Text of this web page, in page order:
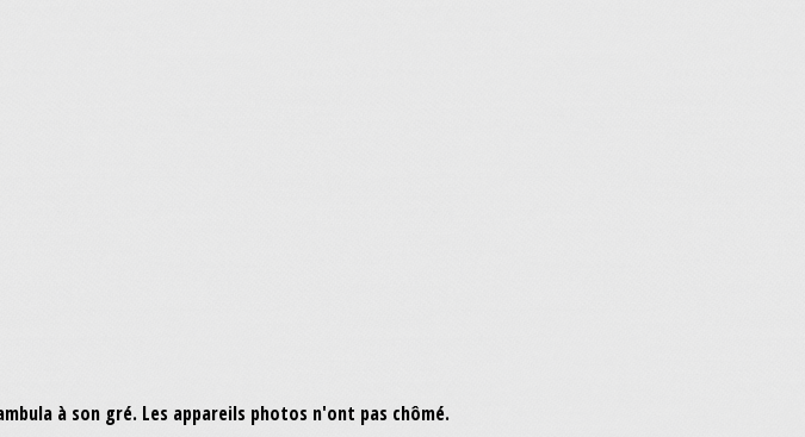
à son gré. Les appareils photos n'ont pas chômé.